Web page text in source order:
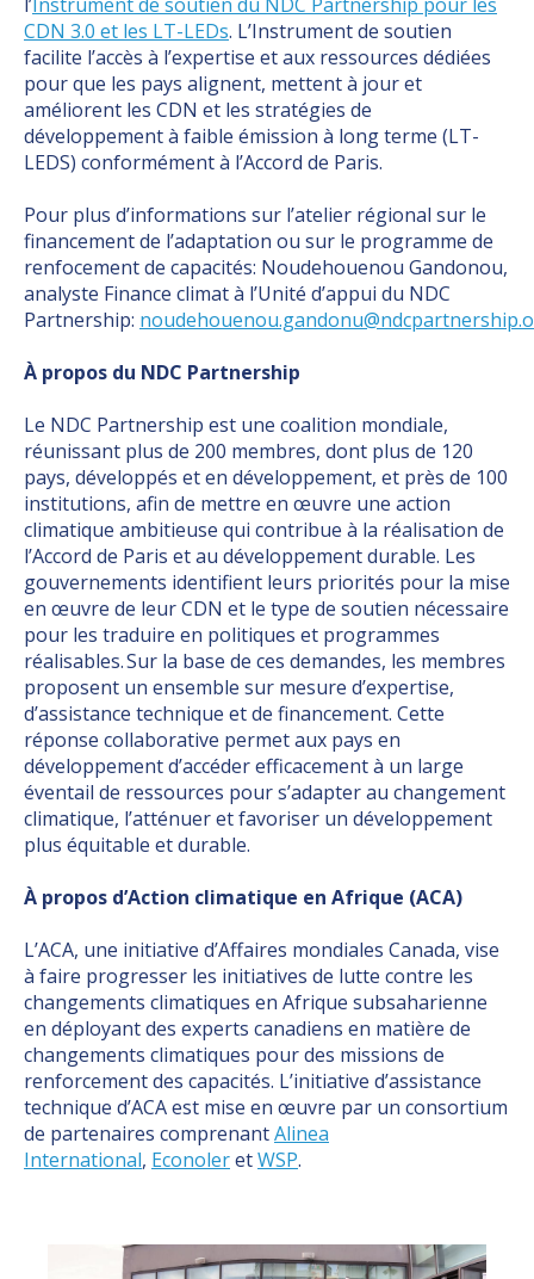
CDN 3.0 et les LT-LEDs. L’Instrument de soutien
facilite l’accès à l’expertise et aux ressources dédiées
pour que les pays alignent, mettent à jour et
améliorent les CDN et les stratégies de
développement à faible émission à long terme (LT-
LEDS) conformément à l’Accord de Paris.
Pour plus d’informations sur l’atelier régional sur le
financement de l’adaptation ou sur le programme de
renfocement de capacités: Noudehouenou Gandonou,
analyste Finance climat à l’Unité d’appui du NDC
Partnership:
À propos du NDC Partnership
Le NDC Partnership est une coalition mondiale,
réunissant plus de 200 membres, dont plus de 120
pays, développés et en développement, et près de 100
institutions, afin de mettre en œuvre une action
climatique ambitieuse qui contribue à la réalisation de
l’Accord de Paris et au développement durable. Les
gouvernements identifient leurs priorités pour la mise
en œuvre de leur CDN et le type de soutien nécessaire
pour les traduire en politiques et programmes
réalisables. Sur la base de ces demandes, les membres
proposent un ensemble sur mesure d’expertise,
d’assistance technique et de financement. Cette
réponse collaborative permet aux pays en
développement d’accéder efficacement à un large
éventail de ressources pour s’adapter au changement
climatique, l’atténuer et favoriser un développement
plus équitable et durable.
À propos d’Action climatique en Afrique (ACA)
L’ACA, une initiative d’Affaires mondiales Canada, vise
à faire progresser les initiatives de lutte contre les
changements climatiques en Afrique subsaharienne
en déployant des experts canadiens en matière de
changements climatiques pour des missions de
renforcement des capacités. L’initiative d’assistance
technique d’ACA est mise en œuvre par un consortium
de partenaires comprenantAlinea
International, EconoleretWSP.